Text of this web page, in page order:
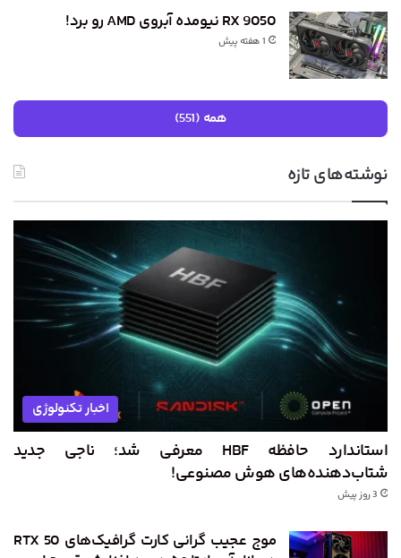
RX 9050 نیومده آبروی AMD رو برد!
1 هفته پیش
همه (551)
نوشته‌های تازه
اخبار تکنولوژی
استاندارد حافظه HBF معرفی شد؛ ناجی جدید
شتاب‌دهنده‌های هوش مصنوعی!
3 روز پیش
موج عجیب گرانی کارت گرافیک‌های RTX 50